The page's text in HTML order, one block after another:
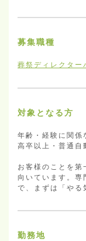
募集職種
葬祭ディレクター
対象となる方
年齢・経験に関係
高卒以上・普通自
お客様のことを第
向いています。専
で、まずは「や
勤務地